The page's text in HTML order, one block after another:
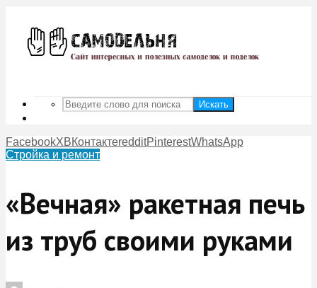
Искать
FacebookXВКонтактеredditPinterestWhatsApp
Стройка и ремонт
«Вечная» ракетная печь
из труб своими руками